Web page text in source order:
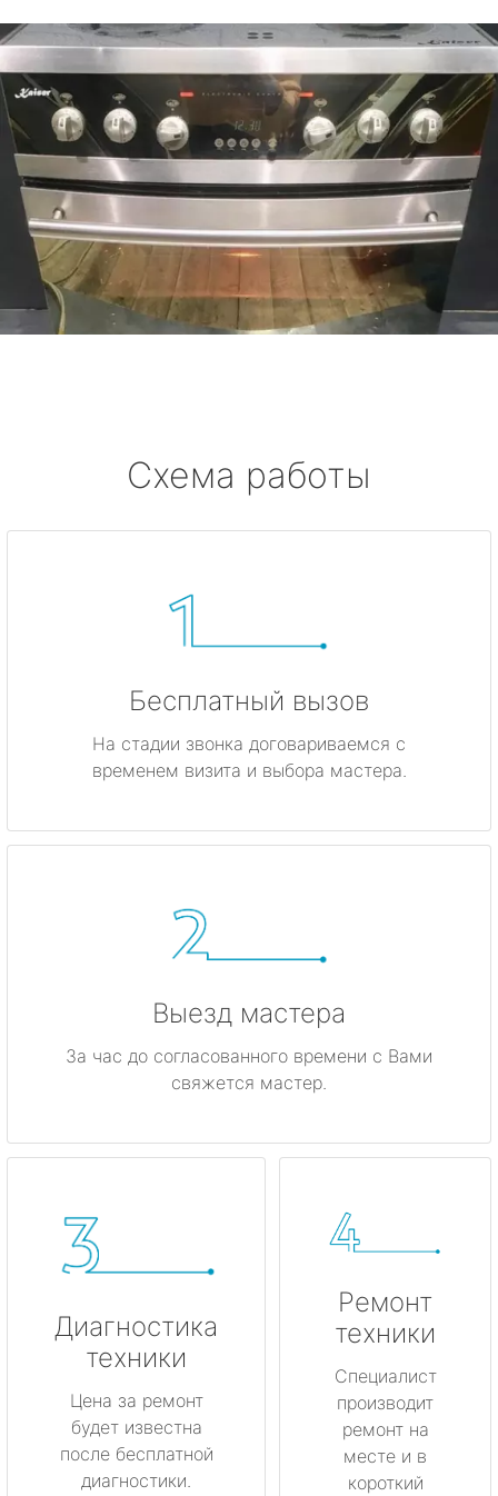
Схема работы
Бесплатный вызов
На стадии звонка договариваемся с
временем визита и выбора мастера.
Выезд мастера
За час до согласованного времени с Вами
свяжется мастер.
Диагностика
техники
Цена за ремонт
будет известна
после бесплатной
диагностики.
Ремонт
техники
Специалист
производит
ремонт на
месте и в
короткий